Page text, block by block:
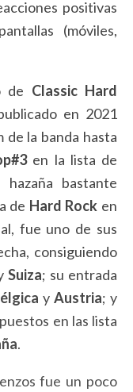
positivas
(móviles,
de Classic Hard
en 2021
de la banda hasta
en la lista de
hazaña bastante
de Hard Rock en
fue uno de sus
consiguiendo
Suiza; su entrada
y Austria; y
en las lista
.
fue un poco